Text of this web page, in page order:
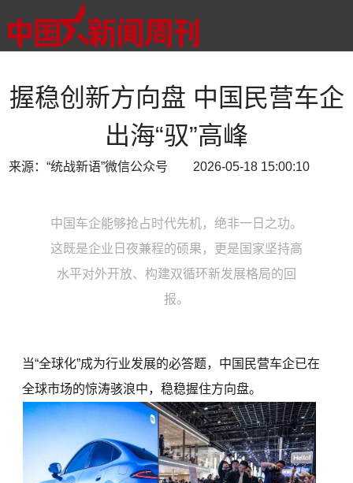
握稳创新方向盘 中国民营车企
出海“驭”高峰
来源：“统战新语”微信公众号 2026-05-18 15:00:10
中国车企能够抢占时代先机，绝非一日之功。
这既是企业日夜兼程的硕果，更是国家坚持高
水平对外开放、构建双循环新发展格局的回
报。
当“全球化”成为行业发展的必答题，中国民营车企已在
全球市场的惊涛骇浪中，稳稳握住方向盘。